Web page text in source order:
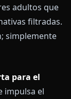
adultos que
filtradas.
simplemente
para el
impulsa el